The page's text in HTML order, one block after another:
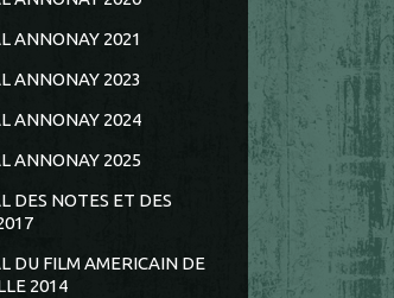
ANNONAY 2021
ANNONAY 2023
ANNONAY 2024
ANNONAY 2025
DES NOTES ET DES
DU FILM AMERICAIN DE
2014